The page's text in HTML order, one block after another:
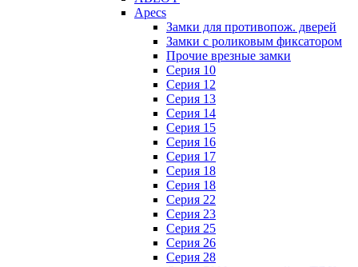
Apecs
Замки для противопож. дверей
Замки с роликовым фиксатором
Прочие врезные замки
Серия 10
Серия 12
Серия 13
Серия 14
Серия 15
Серия 16
Серия 17
Серия 18
Серия 18
Серия 22
Серия 23
Серия 25
Серия 26
Серия 28